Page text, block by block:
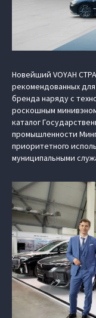
Новейший VOYAH
рекомендованных
бренда наряду с
роскошным
каталог
промышленности
приоритетного
муниципальными